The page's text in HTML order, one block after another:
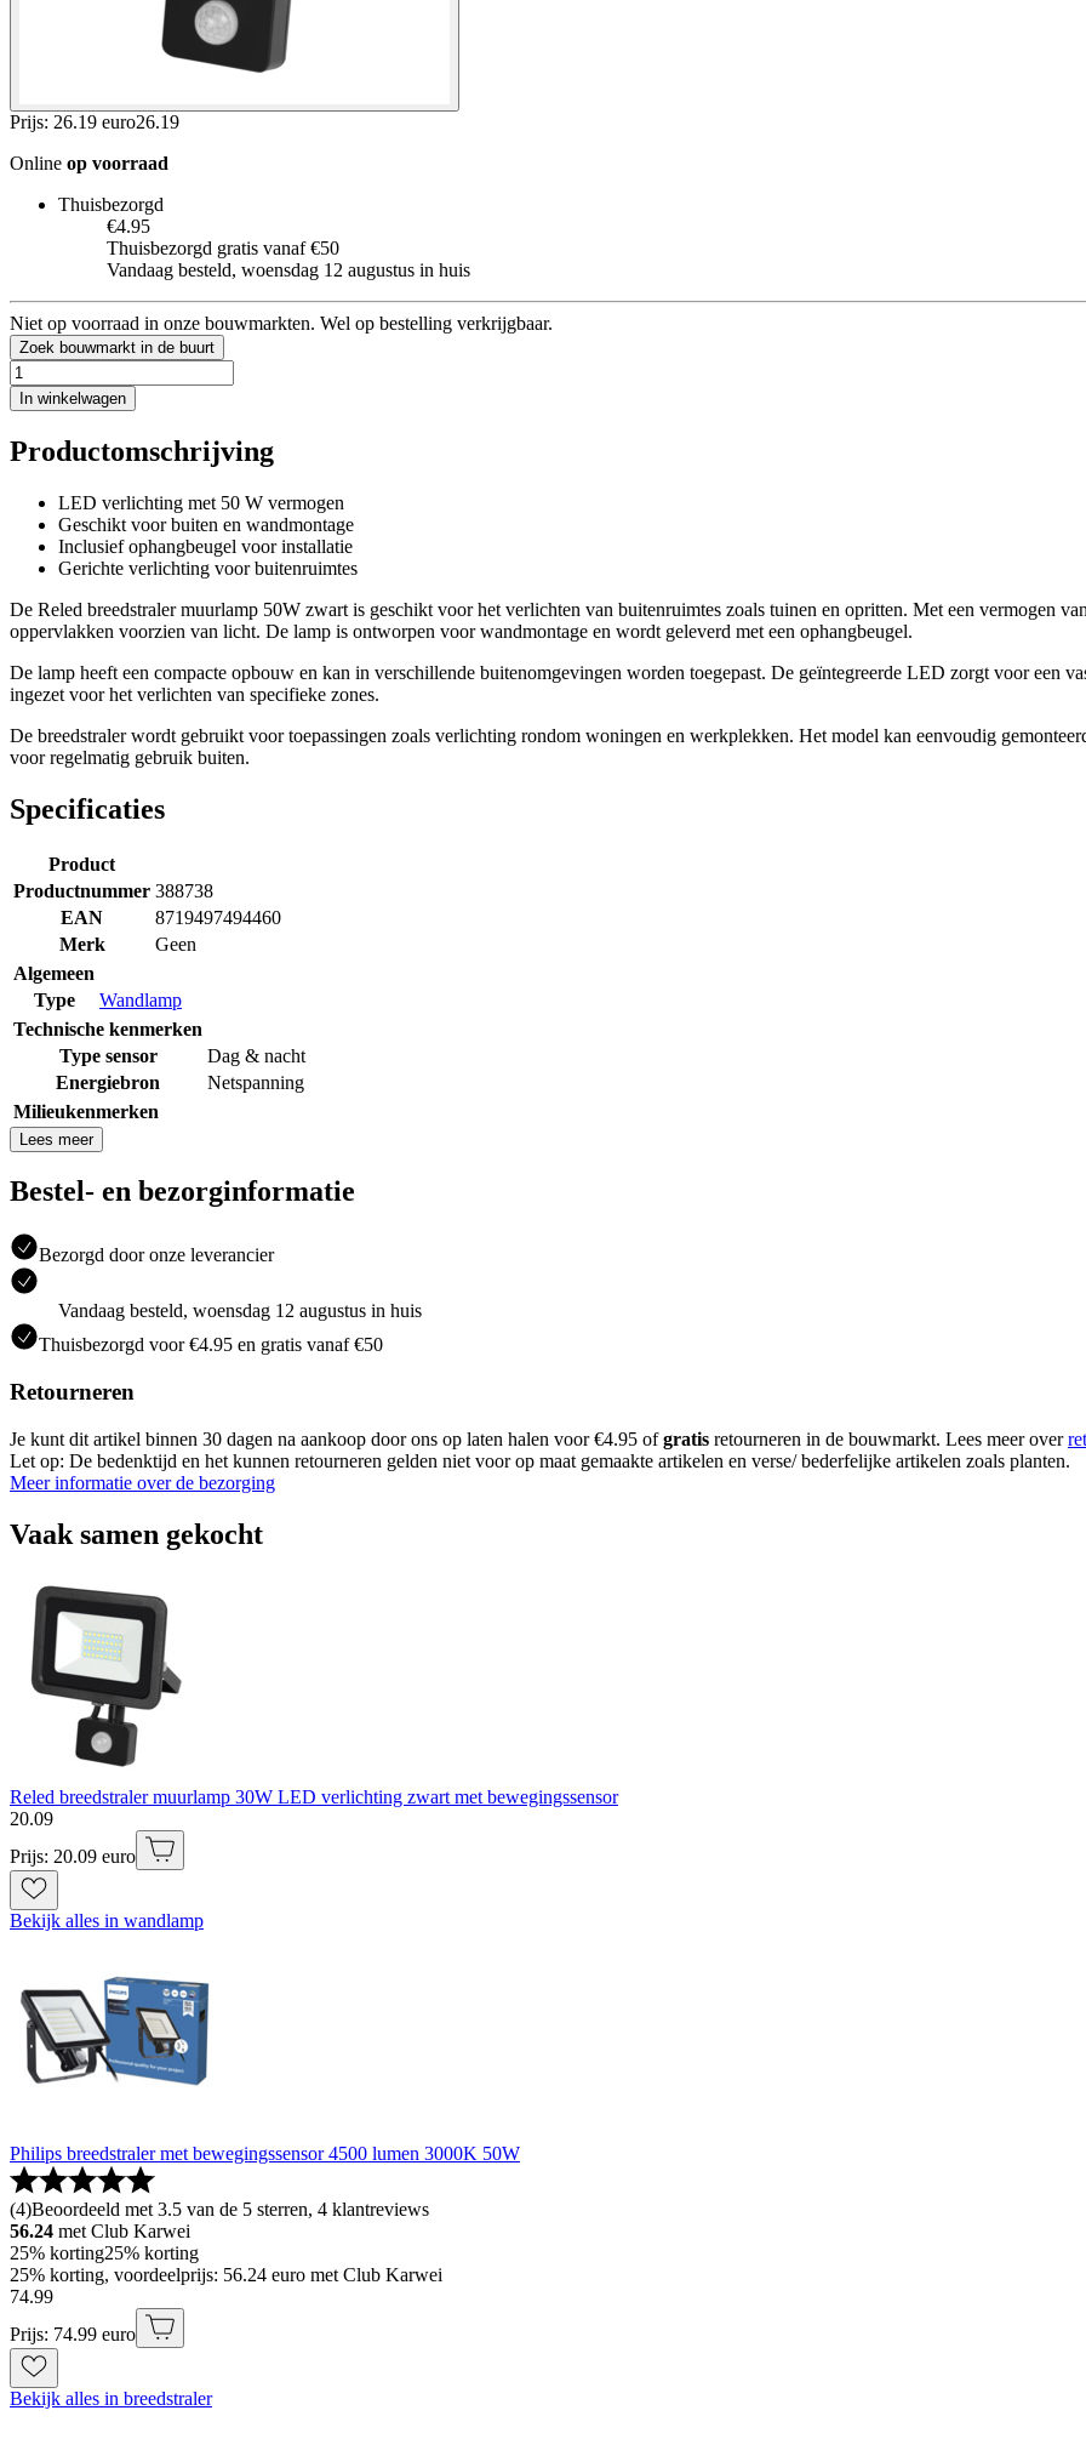
Prijs: 26.19 euro26.19
Online op voorraad
Thuisbezorgd
€4.95
Thuisbezorgd gratis vanaf €50
Vandaag besteld, woensdag 12 augustus in huis
Niet op voorraad in onze bouwmarkten. Wel op bestelling verkrijgbaar.
Zoek bouwmarkt in de buurt
In winkelwagen
Productomschrijving
LED verlichting met 50 W vermogen
Geschikt voor buiten en wandmontage
Inclusief ophangbeugel voor installatie
Gerichte verlichting voor buitenruimtes
De Reled breedstraler muurlamp 50W zwart is geschikt voor het verlichten van buitenruimtes zoals tuinen en opritten. Met een vermogen
oppervlakken voorzien van licht. De lamp is ontworpen voor wandmontage en wordt geleverd met een ophangbeugel.
De lamp heeft een compacte opbouw en kan in verschillende buitenomgevingen worden toegepast. De geïntegreerde LED zorgt voor een
ingezet voor het verlichten van specifieke zones.
De breedstraler wordt gebruikt voor toepassingen zoals verlichting rondom woningen en werkplekken. Het model kan eenvoudig
voor regelmatig gebruik buiten.
Specificaties
Product
Productnummer 388738
EAN
8719497494460
Merk
Geen
Algemeen
Type
Wandlamp
Technische kenmerken
Type sensor
Dag & nacht
Energiebron
Netspanning
Milieukenmerken
Lees meer
Bestel- en bezorginformatie
Bezorgd door onze leverancier
Vandaag besteld, woensdag 12 augustus in huis
Thuisbezorgd voor €4.95 en gratis vanaf €50
Retourneren
Je kunt dit artikel binnen 30 dagen na aankoop door ons op laten halen voor €4.95 ofgratis retourneren in de bouwmarkt. Lees meer over
Let op: De bedenktijd en het kunnen retourneren gelden niet voor op maat gemaakte artikelen en verse/ bederfelijke artikelen zoals planten.
Meer informatie over de bezorging
Vaak samen gekocht
Reled breedstraler muurlamp 30W LED verlichting zwart met bewegingssensor
20.09
Prijs: 20.09 euro
Bekijk alles in wandlamp
Philips breedstraler met bewegingssensor 4500 lumen 3000K 50W
(4)Beoordeeld met 3.5 van de 5 sterren, 4 klantreviews
56.24 met Club Karwei
25% korting25% korting
25% korting, voordeelprijs: 56.24 euro met Club Karwei
74.99
Prijs: 74.99 euro
Bekijk alles in breedstraler